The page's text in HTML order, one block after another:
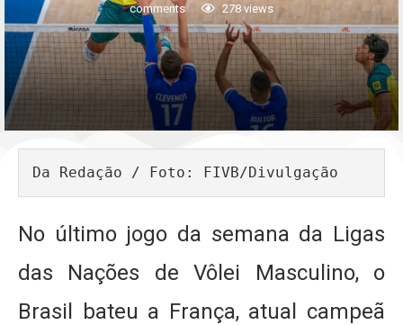
comments
278views
Da Redação / Foto: FIVB/Divulgação
No último jogo da semana da Ligas
das Nações de Vôlei Masculino, o
Brasil bateu a França, atual campeã